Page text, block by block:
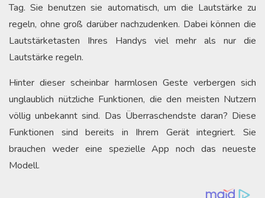
Tag. Sie benutzen sie automatisch, um die Lautstärke zu
regeln, ohne groß darüber nachzudenken. Dabei können die
Lautstärketasten Ihres Handys viel mehr als nur die
Lautstärke regeln.
Hinter dieser scheinbar harmlosen Geste verbergen sich
unglaublich nützliche Funktionen, die den meisten Nutzern
völlig unbekannt sind. Das Überraschendste daran? Diese
Funktionen sind bereits in Ihrem Gerät integriert. Sie
brauchen weder eine spezielle App noch das neueste
Modell.